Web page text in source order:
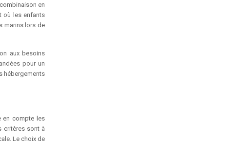
en
où les enfants
marins lors de
aux besoins
pour un
hébergements
en compte les
critères sont à
Le choix de